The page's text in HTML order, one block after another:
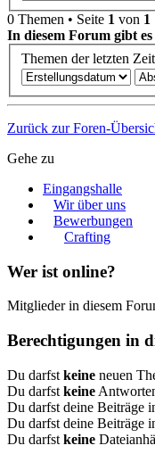
0 Themen • Seite 1 von 1
In diesem Forum gibt
Themen der letzten
Zurück zur Foren-
Gehe zu
Eingangshalle
Wir über uns
Bewerbungen
Crafting
Wer ist online?
Mitglieder in diesem
Berechtigungen in
Du darfst keine neuen
Du darfst keine
Du darfst deine Beiträge
Du darfst deine Beiträge
Du darfst keine